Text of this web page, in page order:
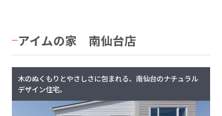
アイムの家 南仙台店
木のぬくもりとやさしさに包まれる、南仙台のナチュラル
デザイン住宅。